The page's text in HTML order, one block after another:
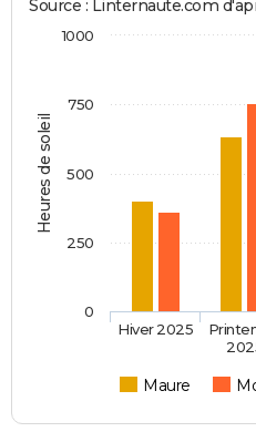
Heures de soleil
Source : Linternaute.com
Maure
Hiver 2025
0
250
500
750
1000